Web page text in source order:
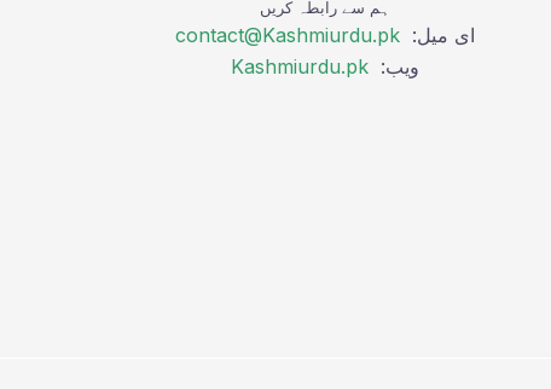
ہم سے رابطہ کریں
ای میل: contact@Kashmiurdu.pk
ویب: Kashmiurdu.pk